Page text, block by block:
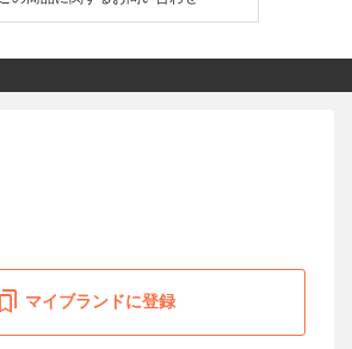
マイブランドに登録